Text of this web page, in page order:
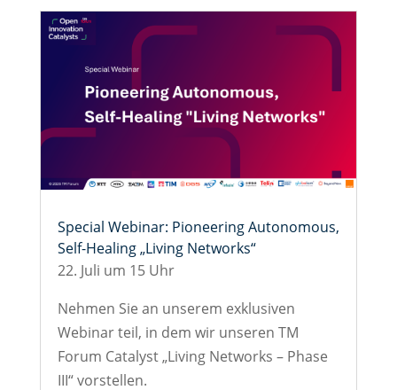
Special Webinar: Pioneering Autonomous,
Self-Healing „Living Networks“
22. Juli um 15 Uhr
Nehmen Sie an unserem exklusiven
Webinar teil, in dem wir unseren TM
Forum Catalyst „Living Networks – Phase
III“ vorstellen.